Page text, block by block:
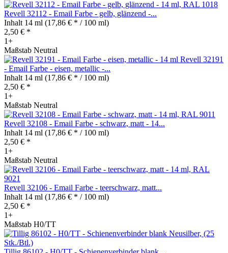
Revell 32112 - Email Farbe - gelb, glänzend -...
Inhalt 14 ml (17,86 € * / 100 ml)
2,50 € *
1+
Maßstab Neutral
Revell 32191
- Email Farbe - eisen, metallic -...
Inhalt 14 ml (17,86 € * / 100 ml)
2,50 € *
1+
Maßstab Neutral
Revell 32108 - Email Farbe - schwarz, matt - 14...
Inhalt 14 ml (17,86 € * / 100 ml)
2,50 € *
1+
Maßstab Neutral
Revell 32106 - Email Farbe - teerschwarz, matt...
Inhalt 14 ml (17,86 € * / 100 ml)
2,50 € *
1+
Maßstab H0/TT